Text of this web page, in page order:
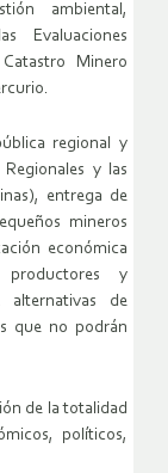
ambiental,
Evaluaciones
Minero
regional y
y las
entrega de
mineros
económica
y
alternativas de
que no podrán
de la totalidad
políticos,